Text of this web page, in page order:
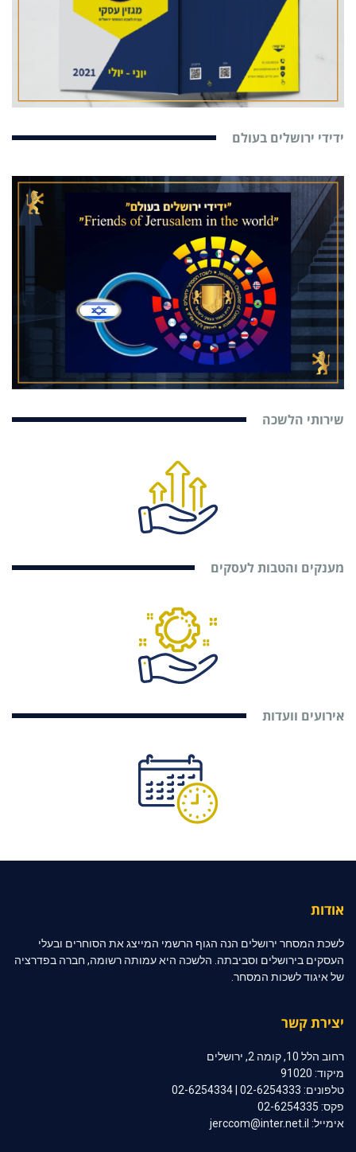
ידידי ירושלים בעולם
שירותי הלשכה
מענקים והטבות לעסקים
אירועים וועדות
אודות
לשכת המסחר ירושלים הנה הגוף הרשמי המייצג את הסוחרים ובעלי
העסקים בירושלים וסביבתה. הלשכה היא עמותה רשומה, חברה בפדרציה
של איגוד לשכות המסחר.
יצירת קשר
רחוב הלל 10, קומה 2, ירושלים
מיקוד: 91020
טלפונים: 02-6254333 | 02-6254334
פקס: 02-6254335
אימייל: jerccom@inter.net.il